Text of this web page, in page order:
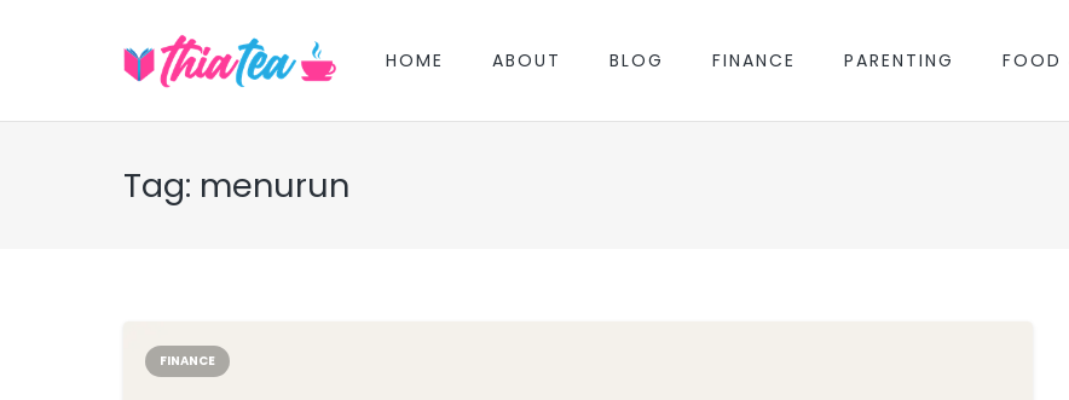
HOME ABOUT BLOG FINANCE PARENTING FOOD
Tag: menurun
FINANCE